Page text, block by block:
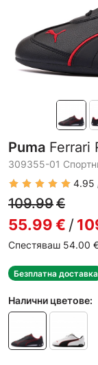
Puma Ferrari
309355-01
4.95
109.99€
55.99€ /
Спестяваш 54.00
Безплатна доставка
Налични цветове: